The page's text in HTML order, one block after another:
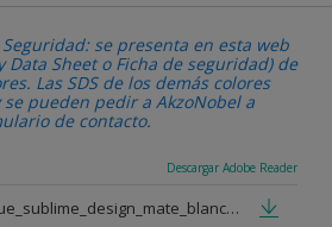
Seguridad: se presenta en esta web
Data Sheet o Ficha de seguridad) de
Las SDS de los demás colores
pueden pedir a AkzoNobel a
de contacto.
Descargar Adobe Reader
fds_incalex_toque_sublime_design_mate_blanco_y_bases_tintomtricas.pdf